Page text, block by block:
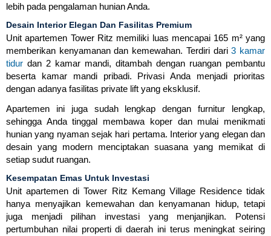
lebih pada pengalaman hunian Anda.
Desain Interior Elegan Dan Fasilitas Premium
Unit apartemen Tower Ritz memiliki luas mencapai 165 m² yang
memberikan kenyamanan dan kemewahan. Terdiri dari3 kamar
tidur dan 2 kamar mandi, ditambah dengan ruangan pembantu
beserta kamar mandi pribadi. Privasi Anda menjadi prioritas
dengan adanya fasilitas private lift yang eksklusif.
Apartemen ini juga sudah lengkap dengan furnitur lengkap,
sehingga Anda tinggal membawa koper dan mulai menikmati
hunian yang nyaman sejak hari pertama. Interior yang elegan dan
desain yang modern menciptakan suasana yang memikat di
setiap sudut ruangan.
Kesempatan Emas Untuk Investasi
Unit apartemen di Tower Ritz Kemang Village Residence tidak
hanya menyajikan kemewahan dan kenyamanan hidup, tetapi
juga menjadi pilihan investasi yang menjanjikan. Potensi
pertumbuhan nilai properti di daerah ini terus meningkat seiring